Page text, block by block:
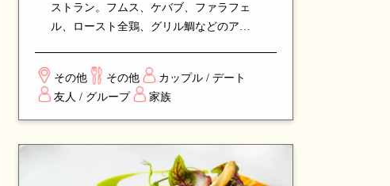
ストラン。フムス、ケバブ、ファラフェ
ル、ロースト全鶏、グリル鯛などのアラ
加えています。「Feed Me」コースで料理
人にお任せもでき、地中海の温かみとモ
ダンな雰囲気を味わえる注目の名店で
す。
その他 その他
カップル / デート
友人 / グループ
家族